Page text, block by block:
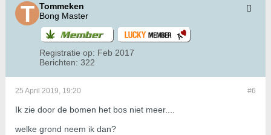
Tommeken
Bong Master
Registratie op: Feb 2017
Berichten: 322
#6
25 April 2019, 19:20
Ik zie door de bomen het bos niet meer....
welke grond neem ik dan?